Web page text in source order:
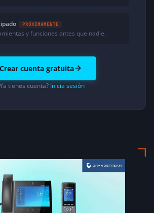
PRÓXIMAMENTE
y funciones antes que nadie.
Crear cuenta gratuita
tienes cuenta? Inicia sesión